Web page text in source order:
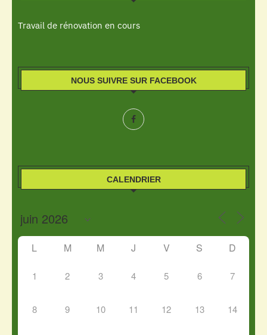
Travail de rénovation en cours
NOUS SUIVRE SUR FACEBOOK
CALENDRIER
L M M J V S D
1 2 3 4 5 6 7
8 9 10 11 12 13 14